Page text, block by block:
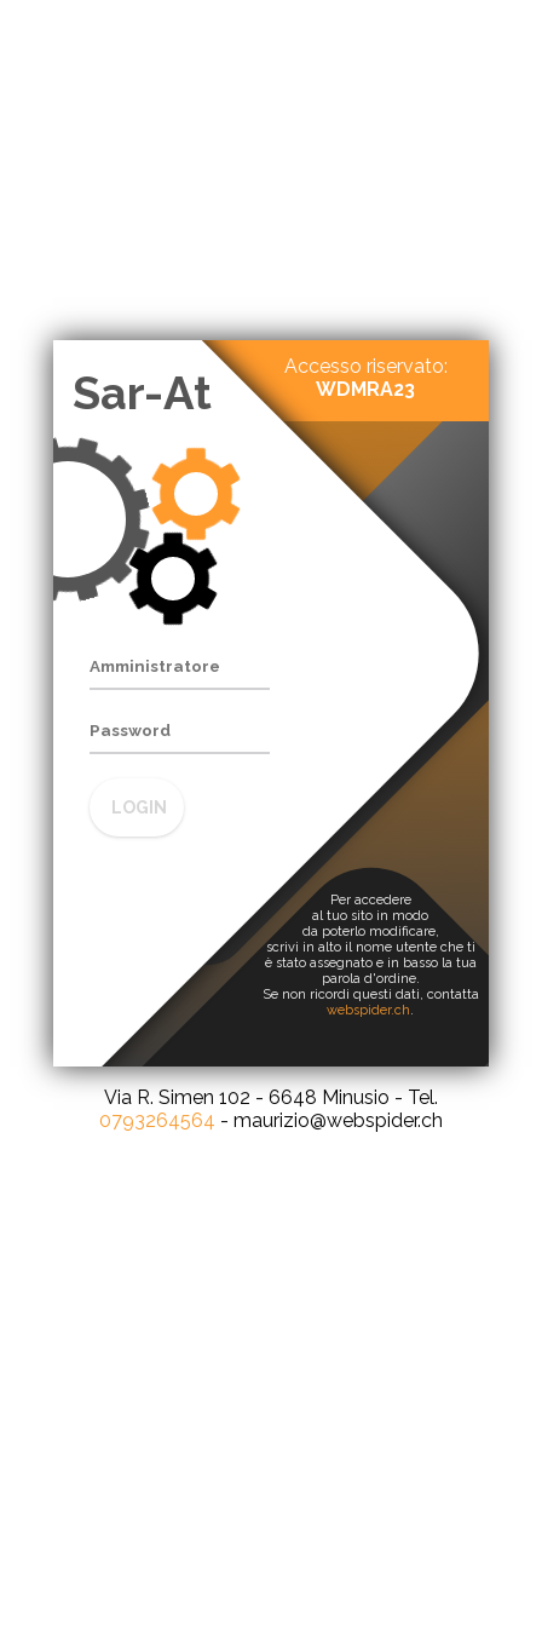
Sar-At
Accesso riservato:
WDMRA23
LOGIN
Per accedere
al tuo sito in modo
da poterlo modificare,
scrivi in alto il nome utente che ti
è stato assegnato e in basso la tua
parola d'ordine.
Se non ricordi questi dati, contatta
webspider.ch.
Via R. Simen 102 - 6648 Minusio - Tel.
0793264564 - maurizio@webspider.ch